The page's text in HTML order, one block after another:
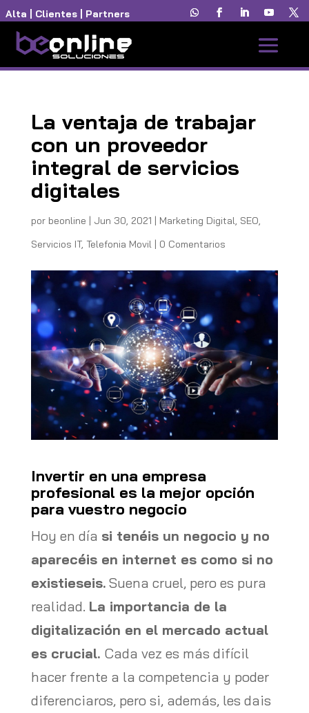
Alta Clientes Partners
La ventaja de trabajar
con un proveedor
integral de servicios
digitales
por beonline | Jun 30, 2021 | Marketing Digital, SEO,
Servicios IT, Telefonia Movil| 0 Comentarios
Invertir en una empresa
profesional es la mejor opción
para vuestro negocio
Hoy en día si tenéis un negocio y no
aparecéis en internet es como si no
existieseis.Suena cruel, pero es pura
realidad. La importancia de la
digitalización en el mercado actual
es crucial. Cada vez es más difícil
hacer frente a la competencia y poder
diferenciaros, pero si, además, les dais